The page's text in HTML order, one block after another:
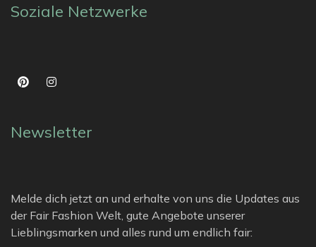
Soziale Netzwerke
Newsletter
Melde dich jetzt an und erhalte von uns die Updates aus
der Fair Fashion Welt, gute Angebote unserer
Lieblingsmarken und alles rund um endlich fair: